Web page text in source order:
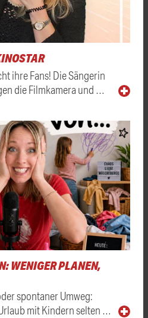
ihre Fans! Die Sängerin
die Filmkamera und …
WENIGER PLANEN,
spontaner Umweg:
mit Kindern selten …